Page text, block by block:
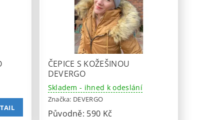
ČEPICE S KOŽEŠINOU
DEVERGO
Skladem - ihned k odeslání
Značka: DEVERGO
Původně: 590 Kč